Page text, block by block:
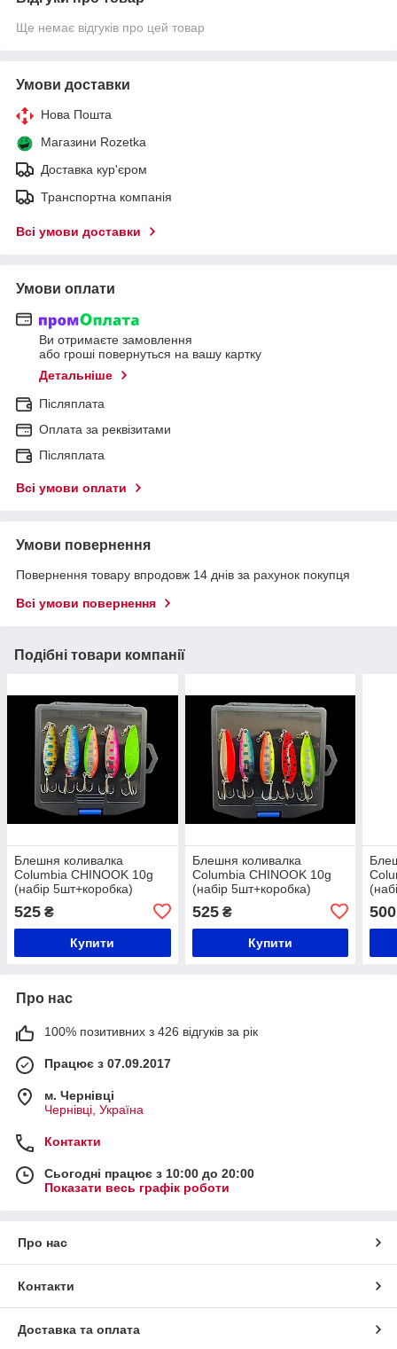
Ще немає відгуків про цей товар
Умови доставки
Нова Пошта
Магазини Rozetka
Доставка кур'єром
Транспортна компанія
Всі умови доставки
Умови оплати
Ви отримаєте замовлення
або гроші повернуться на вашу картку
Детальніше
Післяплата
Оплата за реквізитами
Післяплата
Всі умови оплати
Умови повернення
Повернення товару впродовж 14 днів за рахунок покупця
Всі умови повернення
Подібні товари компанії
Блешня коливалка
Columbia CHINOOK 10g
(набір 5шт+коробка)
525 ₴
Купити
Блешня коливалка
Columbia CHINOOK 10g
(набір 5шт+коробка)
525₴
Купити
500
Про нас
100% позитивних з 426 відгуків за рік
Працює з 07.09.2017
м. Чернівці
Чернівці, Україна
Контакти
Сьогодні працює з 10:00 до 20:00
Показати весь графік роботи
Про нас
Контакти
Доставка та оплата